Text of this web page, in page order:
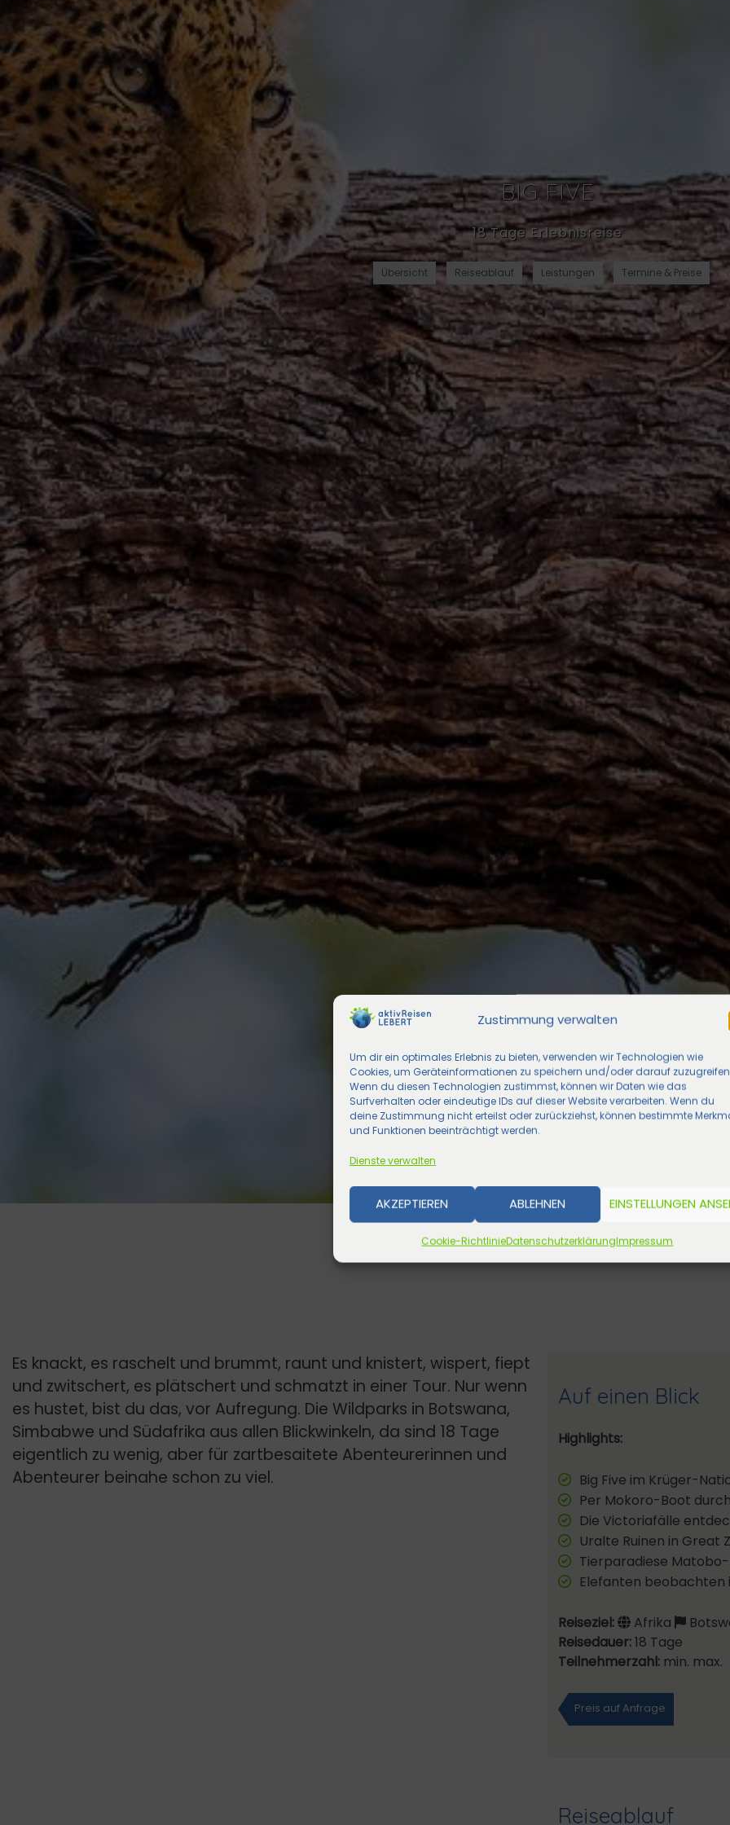
Zustimmung verwalten
Um dir ein optimales Erlebnis zu bieten, verwenden wir Technologien wie
Cookies, um Geräteinformationen zu speichern und/oder darauf
Wenn du diesen Technologien zustimmst, können wir Daten wie das
Surfverhalten oder eindeutige IDs auf dieser Website verarbeiten. Wenn du
deine Zustimmung nicht erteilst oder zurückziehst, können bestimmte
und Funktionen beeinträchtigt werden.
Dienste verwalten
AKZEPTIEREN ABLEHNEN EINSTELLUNGEN
Cookie-RichtlinieDatenschutzerklärungImpressum
BIG FIVE
18 Tage Erlebnisreise
Übersicht Reiseablauf Leistungen Termine & Preise
Es knackt, es raschelt und brummt, raunt und knistert, wispert, fiept
und zwitschert, es plätschert und schmatzt in einer Tour. Nur wenn
es hustet, bist du das, vor Aufregung. Die Wildparks in Botswana,
Simbabwe und Südafrika aus allen Blickwinkeln, da sind 18 Tage
eigentlich zu wenig, aber für zartbesaitete Abenteurerinnen und
Abenteurer beinahe schon zu viel.
Auf einen Blick
Highlights:
Big Five im Krüger-
Per Mokoro-Boot
Die Victoriafälle
Uralte Ruinen in Great
Tierparadiese
Elefanten
Reiseziel: Afrika
Reisedauer:18 Tage
Teilnehmerzahl: min. max.
Preis auf Anfrage
Reiseablauf